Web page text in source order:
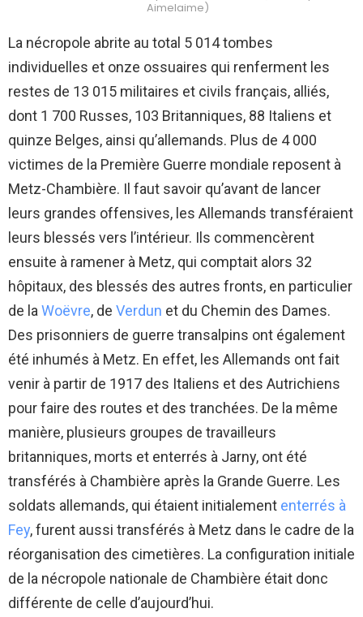
Aimelaime)
La nécropole abrite au total 5 014 tombes
individuelles et onze ossuaires qui renferment les
restes de 13 015 militaires et civils français, alliés,
dont 1 700 Russes, 103 Britanniques, 88 Italiens et
quinze Belges, ainsi qu’allemands. Plus de 4 000
victimes de la Première Guerre mondiale reposent à
Metz-Chambière. Il faut savoir qu’avant de lancer
leurs grandes offensives, les Allemands transféraient
leurs blessés vers l’intérieur. Ils commencèrent
ensuite à ramener à Metz, qui comptait alors 32
hôpitaux, des blessés des autres fronts, en particulier
de laWoëvre, de Verdun et du Chemin des Dames.
Des prisonniers de guerre transalpins ont également
été inhumés à Metz. En effet, les Allemands ont fait
venir à partir de 1917 des Italiens et des Autrichiens
pour faire des routes et des tranchées. De la même
manière, plusieurs groupes de travailleurs
britanniques, morts et enterrés à Jarny, ont été
transférés à Chambière après la Grande Guerre. Les
soldats allemands, qui étaient initialement enterrés à
Fey, furent aussi transférés à Metz dans le cadre de la
réorganisation des cimetières. La configuration initiale
de la nécropole nationale de Chambière était donc
différente de celle d’aujourd’hui.